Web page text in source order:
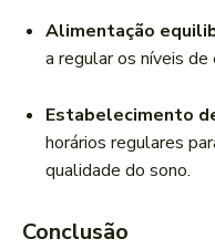
Alimentação
a regular os níveis de
Estabelecimento
horários regulares
qualidade do sono.
Conclusão